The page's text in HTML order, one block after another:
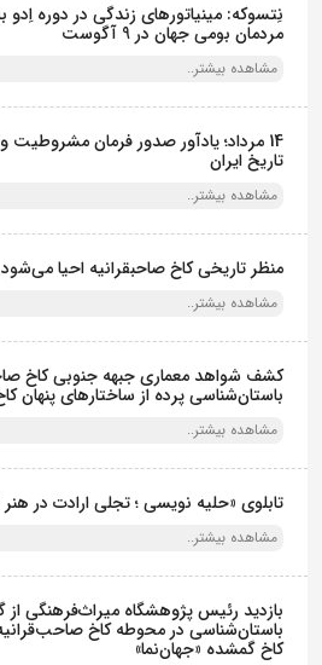
نِتسوکه: مینیاتورهای زندگی در دوره اِدو
مردمان بومی جهان در 9 آگوست
مشاهده بیشتر..
14 مرداد؛ یادآور صدور فرمان
تاریخ ایران
مشاهده بیشتر..
منظر تاریخی کاخ صاحبقرانیه احیا می‌شود
مشاهده بیشتر..
کشف شواهد معماری جبهه جنوبی کاخ
باستان‌شناسی پرده از ساختارهای پنهان
مشاهده بیشتر..
تابلوی «حلیه نویسی ؛ تجلی ارادت در
مشاهده بیشتر..
بازدید رئیس پژوهشگاه میراث‌فرهنگی از
باستان‌شناسی در محوطه کاخ
کاخ گمشده «جهان‌نما»